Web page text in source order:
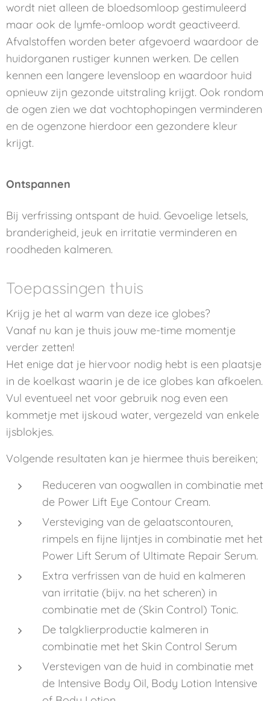
wordt niet alleen de bloedsomloop gestimuleerd
maar ook de lymfe-omloop wordt geactiveerd.
Afvalstoffen worden beter afgevoerd waardoor de
huidorganen rustiger kunnen werken. De cellen
kennen een langere levensloop en waardoor huid
opnieuw zijn gezonde uitstraling krijgt. Ook rondom
de ogen zien we dat vochtophopingen verminderen
en de ogenzone hierdoor een gezondere kleur
krijgt.
Ontspannen
Bij verfrissing ontspant de huid. Gevoelige letsels,
branderigheid, jeuk en irritatie verminderen en
roodheden kalmeren.
Toepassingen thuis
Krijg je het al warm van deze ice globes?
Vanaf nu kan je thuis jouw me-time momentje
verder zetten!
Het enige dat je hiervoor nodig hebt is een plaatsje
in de koelkast waarin je de ice globes kan afkoelen.
Vul eventueel net voor gebruik nog even een
kommetje met ijskoud water, vergezeld van enkele
ijsblokjes.
Volgende resultaten kan je hiermee thuis bereiken;
Reduceren van oogwallen in combinatie met
de Power Lift Eye Contour Cream.
Versteviging van de gelaatscontouren,
rimpels en fijne lijntjes in combinatie met het
Power Lift Serum of Ultimate Repair Serum.
Extra verfrissen van de huid en kalmeren
van irritatie (bijv. na het scheren) in
combinatie met de (Skin Control) Tonic.
De talgklierproductie kalmeren in
combinatie met het Skin Control Serum
Verstevigen van de huid in combinatie met
de Intensive Body Oil, Body Lotion Intensive